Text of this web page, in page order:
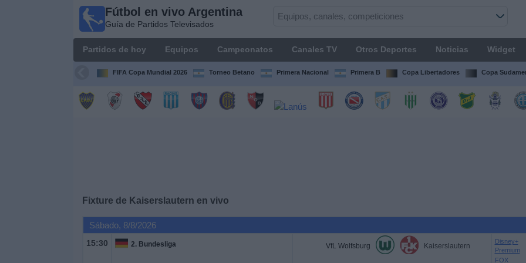
Fútbol en vivo Argentina
Guía de Partidos Televisados
Partidos de hoy Equipos Campeonatos Canales TV Otros Deportes Noticias Widget
FIFA Copa Mundial 2026 Torneo Betano Primera Nacional Primera B Copa Libertadores Copa
Fixture de Kaiserslautern en vivo
Sábado, 8/8/2026
15:30 2. Bundesliga VfL Wolfsburg Kaiserslautern
Disney+
Premium
FOX
Fútbol en
Argentina